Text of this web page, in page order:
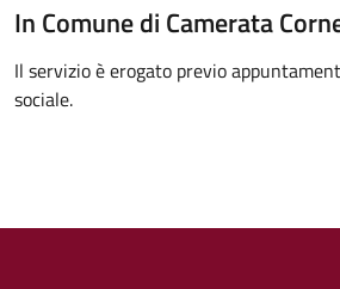
In Comune di Camerata
Il servizio è erogato previo
sociale.